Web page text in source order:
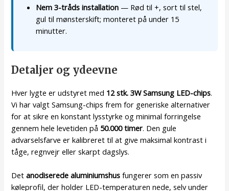
Nem 3-tråds installation — Rød til +, sort til stel,
gul til mønsterskift; monteret på under 15
minutter.
Detaljer og ydeevne
Hver lygte er udstyret med 12 stk. 3W Samsung LED-chips.
Vi har valgt Samsung-chips frem for generiske alternativer
for at sikre en konstant lysstyrke og minimal forringelse
gennem hele levetiden på 50.000 timer. Den gule
advarselsfarve er kalibreret til at give maksimal kontrast i
tåge, regnvejr eller skarpt dagslys.
Detanodiserede aluminiumshus fungerer som en passiv
køleprofil, der holder LED-temperaturen nede, selv under